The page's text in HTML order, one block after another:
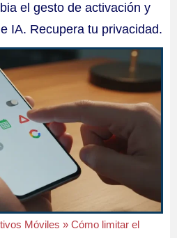
el gesto de activación y
IA. Recupera tu privacidad.
Móviles » Cómo limitar el